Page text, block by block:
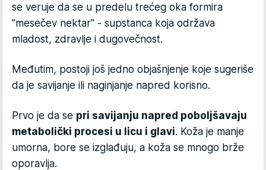
se veruje da se u predelu trećeg oka formira
"mesečev nektar" - supstanca koja održava
mladost, zdravlje i dugovečnost.
Međutim, postoji još jedno objašnjenje koje sugeriše
da je savijanje ili naginjanje napred korisno.
Prvo je da se pri savijanju napred poboljšavaju
metabolički procesi u licu i glavi. Koža je manje
umorna, bore se izglađuju, a koža se mnogo brže
oporavlja.